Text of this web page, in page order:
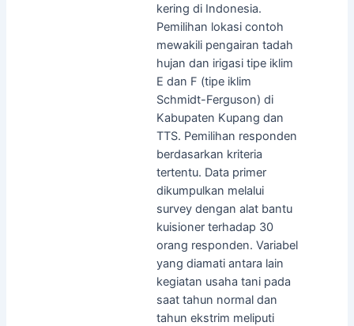
kering di Indonesia.
Pemilihan lokasi contoh
mewakili pengairan tadah
hujan dan irigasi tipe iklim
E dan F (tipe iklim
Schmidt-Ferguson) di
Kabupaten Kupang dan
TTS. Pemilihan responden
berdasarkan kriteria
tertentu. Data primer
dikumpulkan melalui
survey dengan alat bantu
kuisioner terhadap 30
orang responden. Variabel
yang diamati antara lain
kegiatan usaha tani pada
saat tahun normal dan
tahun ekstrim meliputi